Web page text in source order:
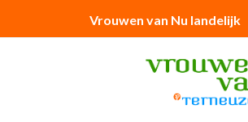
Vrouwen van Nu landelijk